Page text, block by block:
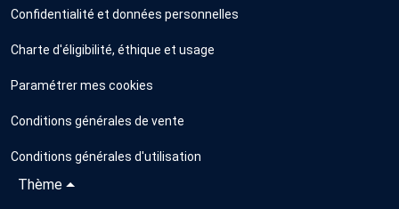
Confidentialité et données personnelles
Charte d'éligibilité, éthique et usage
Paramétrer mes cookies
Conditions générales de vente
Conditions générales d'utilisation
Thème